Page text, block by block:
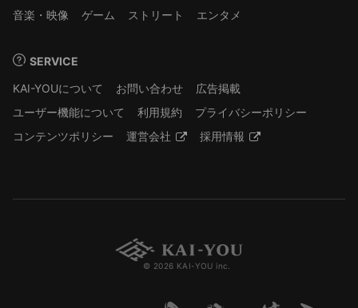
音楽・映像
ゲーム ストリート エンタメ
SERVICE
KAI-YOUについて
お問い合わせ
広告掲載
ユーザー機能について
利用規約
プライバシーポリシー
コンテンツポリシー
運営会社 採用情報
© 2026 KAI-YOU inc.